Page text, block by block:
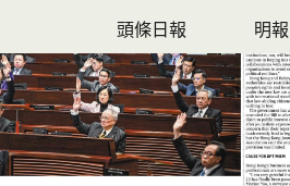
頭條日報
明報